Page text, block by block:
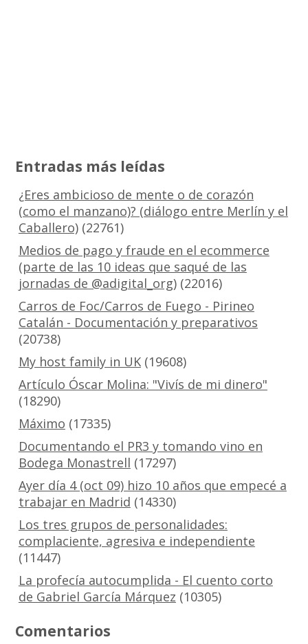
Entradas más leídas
¿Eres ambicioso de mente o de corazón
(como el manzano)? (diálogo entre Merlín y el
Caballero)(22761)
Medios de pago y fraude en el ecommerce
(parte de las 10 ideas que saqué de las
jornadas de @adigital_org)(22016)
Carros de Foc/Carros de Fuego - Pirineo
Catalán - Documentación y preparativos
(20738)
My host family in UK(19608)
Artículo Óscar Molina: "Vivís de mi dinero"
(18290)
Máximo (17335)
Documentando el PR3 y tomando vino en
Bodega Monastrell (17297)
Ayer día 4 (oct 09) hizo 10 años que empecé a
trabajar en Madrid (14330)
Los tres grupos de personalidades:
complaciente, agresiva e independiente
(11447)
La profecía autocumplida - El cuento corto
de Gabriel García Márquez (10305)
Comentarios